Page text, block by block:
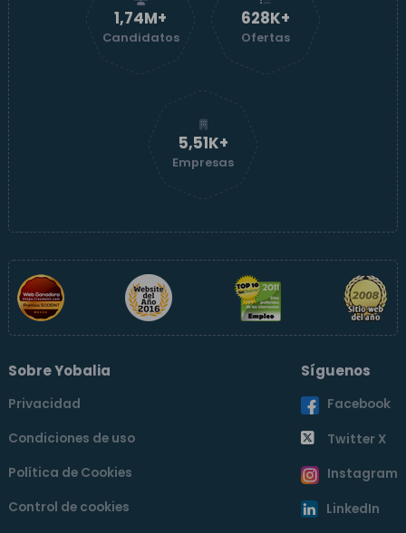
1,74M+
Candidatos
629K+
Ofertas
5,51K+
Empresas
Sobre Yobalia
Privacidad
Condiciones de uso
Política de Cookies
Control de cookies
Síguenos
Facebook
Twitter X
Instagram
LinkedIn